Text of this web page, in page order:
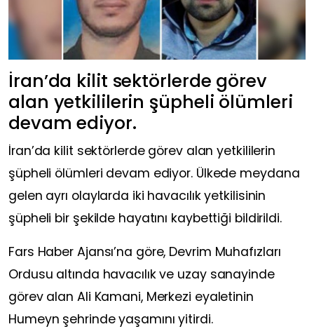
İran’da kilit sektörlerde görev
alan yetkililerin şüpheli ölümleri
devam ediyor.
İran’da kilit sektörlerde görev alan yetkililerin
şüpheli ölümleri devam ediyor. Ülkede meydana
gelen ayrı olaylarda iki havacılık yetkilisinin
şüpheli bir şekilde hayatını kaybettiği bildirildi.
Fars Haber Ajansı’na göre, Devrim Muhafızları
Ordusu altında havacılık ve uzay sanayinde
görev alan Ali Kamani, Merkezi eyaletinin
Humeyn şehrinde yaşamını yitirdi.